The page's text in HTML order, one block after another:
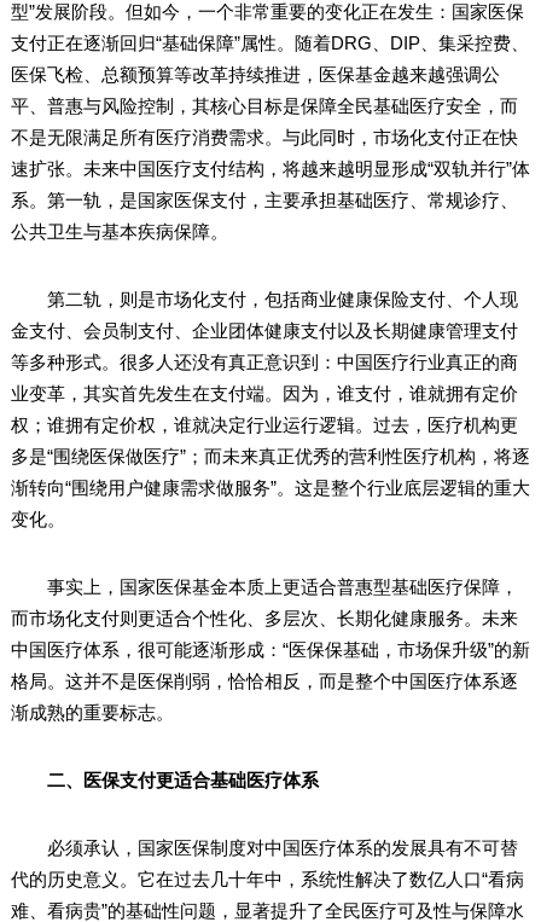
型”发展阶段。但如今，一个非常重要的变化正在发生：国家医保
支付正在逐渐回归“基础保障”属性。随着DRG、DIP、集采控费、
医保飞检、总额预算等改革持续推进，医保基金越来越强调公
平、普惠与风险控制，其核心目标是保障全民基础医疗安全，而
不是无限满足所有医疗消费需求。与此同时，市场化支付正在快
速扩张。未来中国医疗支付结构，将越来越明显形成“双轨并行”体
系。第一轨，是国家医保支付，主要承担基础医疗、常规诊疗、
公共卫生与基本疾病保障。
第二轨，则是市场化支付，包括商业健康保险支付、个人现
金支付、会员制支付、企业团体健康支付以及长期健康管理支付
等多种形式。很多人还没有真正意识到：中国医疗行业真正的商
业变革，其实首先发生在支付端。因为，谁支付，谁就拥有定价
权；谁拥有定价权，谁就决定行业运行逻辑。过去，医疗机构更
多是“围绕医保做医疗”；而未来真正优秀的营利性医疗机构，将逐
渐转向“围绕用户健康需求做服务”。这是整个行业底层逻辑的重大
变化。
事实上，国家医保基金本质上更适合普惠型基础医疗保障，
而市场化支付则更适合个性化、多层次、长期化健康服务。未来
中国医疗体系，很可能逐渐形成：“医保保基础，市场保升级”的新
格局。这并不是医保削弱，恰恰相反，而是整个中国医疗体系逐
渐成熟的重要标志。
二、医保支付更适合基础医疗体系
必须承认，国家医保制度对中国医疗体系的发展具有不可替
代的历史意义。它在过去几十年中，系统性解决了数亿人口“看病
难、看病贵”的基础性问题，显著提升了全民医疗可及性与保障水